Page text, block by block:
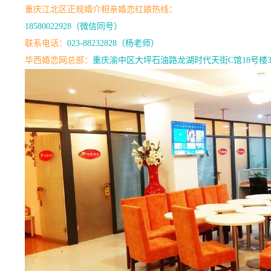
重庆江北区正规婚介相亲婚恋红娘热线：
18580022928（微信同号）
联系电话： 023-88232828（杨老师）
华西婚恋网总部： 重庆渝中区大坪石油路龙湖时代天街C馆18号楼